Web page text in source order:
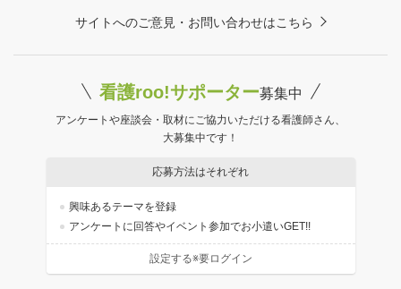
サイトへのご意見・お問い合わせはこちら
看護roo!サポーター募集中
アンケートや座談会・取材にご協力いただける看護師さん、
大募集中です！
応募方法はそれぞれ
興味あるテーマを登録
アンケートに回答やイベント参加でお小遣いGET!!
設定する※要ログイン